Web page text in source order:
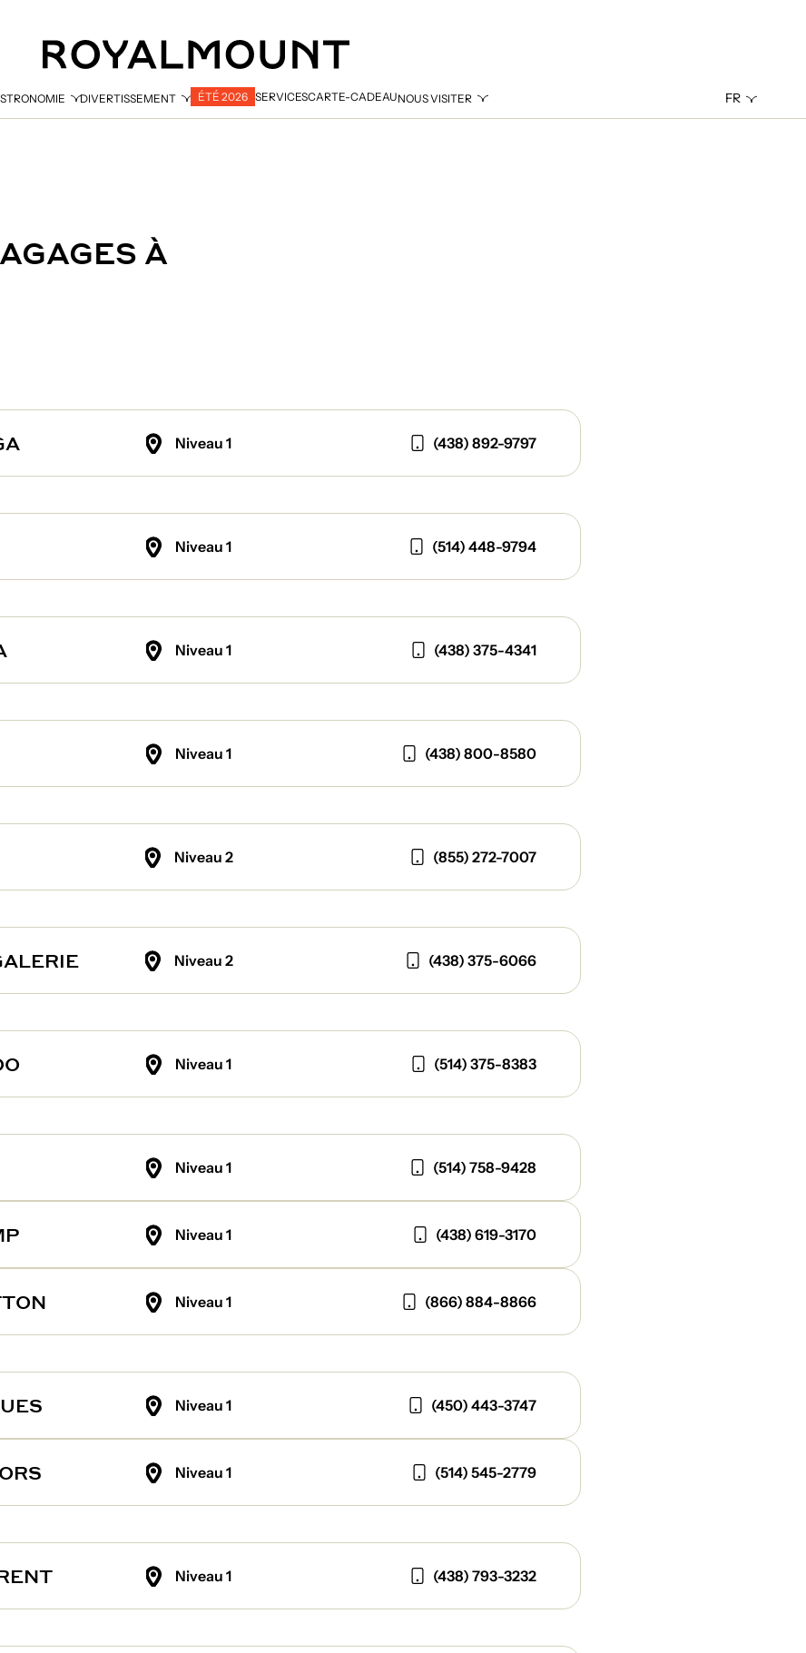
DIVERTISSEMENT ÉTÉ 2026 SERVICESCARTE-CADEAUNOUS VISITER FR
À
Niveau 1 (438) 892-9797
Niveau 1 (514) 448-9794
Niveau 1 (438) 375-4341
Niveau 1 (438) 800-8580
Niveau 2 (855) 272-7007
Niveau 2 (438) 375-6066
Niveau 1 (514) 375-8383
Niveau 1 (514) 758-9428
Niveau 1 (438) 619-3170
Niveau 1 (866) 884-8866
Niveau 1 (450) 443-3747
Niveau 1 (514) 545-2779
Niveau 1 (438) 793-3232